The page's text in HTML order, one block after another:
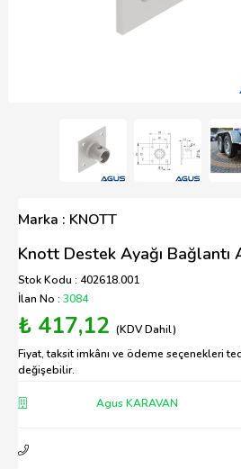
Marka : KNOTT
Knott Destek Ayağı Bağlantı
Stok Kodu : 402618.001
İlan No : 3084
₺ 417,12 (KDV Dahil)
Fiyat, taksit imkânı ve ödeme seçenekleri
değişebilir.
Agus KARAVAN